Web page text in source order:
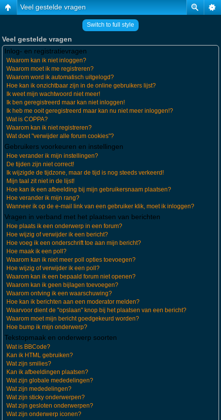
Veel gestelde vragen
Switch to full style
Veel gestelde vragen
Inlog- en registratievragen
Waarom kan ik niet inloggen?
Waarom moet ik me registreren?
Waarom word ik automatisch uitgelogd?
Hoe kan ik onzichtbaar zijn in de online gebruikers lijst?
Ik weet mijn wachtwoord niet meer!
Ik ben geregistreerd maar kan niet inloggen!
Ik heb me ooit geregistreerd maar kan nu niet meer inloggen!?
Wat is COPPA?
Waarom kan ik niet registreren?
Wat doet "verwijder alle forum cookies"?
Gebruikers voorkeuren en instellingen
Hoe verander ik mijn instellingen?
De tijden zijn niet correct!
Ik wijzigde de tijdzone, maar de tijd is nog steeds verkeerd!
Mijn taal zit niet in de lijst!
Hoe kan ik een afbeelding bij mijn gebruikersnaam plaatsen?
Hoe verander ik mijn rang?
Wanneer ik op de e-mail link van een gebruiker klik, moet ik inloggen?
Vragen in verband met het plaatsen van berichten
Hoe plaats ik een onderwerp in een forum?
Hoe wijzig of verwijder ik een bericht?
Hoe voeg ik een onderschrift toe aan mijn bericht?
Hoe maak ik een poll?
Waarom kan ik niet meer poll opties toevoegen?
Hoe wijzig of verwijder ik een poll?
Waarom kan ik een bepaald forum niet openen?
Waarom kan ik geen bijlagen toevoegen?
Waarom ontving ik een waarschuwing?
Hoe kan ik berichten aan een moderator melden?
Waarvoor dient de "opslaan" knop bij het plaatsen van een bericht?
Waarom moet mijn bericht goedgekeurd worden?
Hoe bump ik mijn onderwerp?
Tekstopmaak en onderwerp soorten
Wat is BBCode?
Kan ik HTML gebruiken?
Wat zijn smilies?
Kan ik afbeeldingen plaatsen?
Wat zijn globale mededelingen?
Wat zijn mededelingen?
Wat zijn sticky onderwerpen?
Wat zijn gesloten onderwerpen?
Wat zijn onderwerp iconen?